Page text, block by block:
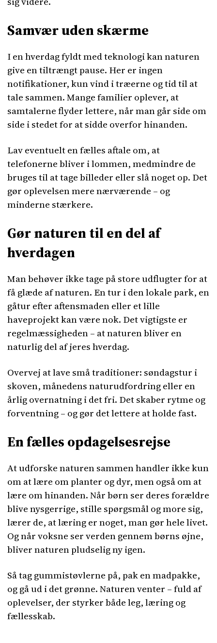
Samvær uden skærme
I en hverdag fyldt med teknologi kan naturen
give en tiltrængt pause. Her er ingen
notifikationer, kun vind i træerne og tid til at
tale sammen. Mange familier oplever, at
samtalerne flyder lettere, når man går side om
side i stedet for at sidde overfor hinanden.
Lav eventuelt en fælles aftale om, at
telefonerne bliver i lommen, medmindre de
bruges til at tage billeder eller slå noget op. Det
gør oplevelsen mere nærværende – og
minderne stærkere.
Gør naturen til en del af
hverdagen
Man behøver ikke tage på store udflugter for at
få glæde af naturen. En tur i den lokale park, en
gåtur efter aftensmaden eller et lille
haveprojekt kan være nok. Det vigtigste er
regelmæssigheden – at naturen bliver en
naturlig del af jeres hverdag.
Overvej at lave små traditioner: søndagstur i
skoven, månedens naturudfordring eller en
årlig overnatning i det fri. Det skaber rytme og
forventning – og gør det lettere at holde fast.
En fælles opdagelsesrejse
At udforske naturen sammen handler ikke kun
om at lære om planter og dyr, men også om at
lære om hinanden. Når børn ser deres forældre
blive nysgerrige, stille spørgsmål og more sig,
lærer de, at læring er noget, man gør hele livet.
Og når voksne ser verden gennem børns øjne,
bliver naturen pludselig ny igen.
Så tag gummistøvlerne på, pak en madpakke,
og gå ud i det grønne. Naturen venter – fuld af
oplevelser, der styrker både leg, læring og
fællesskab.